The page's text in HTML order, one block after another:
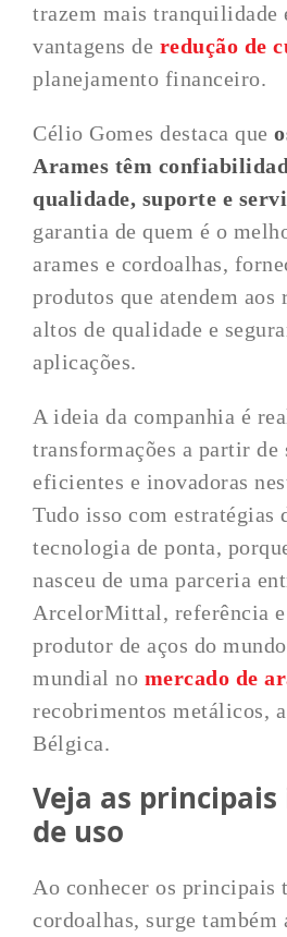
trazem mais tranquilidade
vantagens de redução de
planejamento financeiro.
Célio Gomes destaca que
Arames têm
qualidade, suporte e
garantia de quem é o
arames e cordoalhas,
produtos que atendem aos
altos de qualidade e
aplicações.
A ideia da companhia é
transformações a partir de
eficientes e inovadoras
Tudo isso com estratégias
tecnologia de ponta,
nasceu de uma parceria
ArcelorMittal, referência
produtor de aços do
mundial no mercado de
recobrimentos metálicos,
Bélgica.
Veja as principais
de uso
Ao conhecer os principais
cordoalhas, surge também